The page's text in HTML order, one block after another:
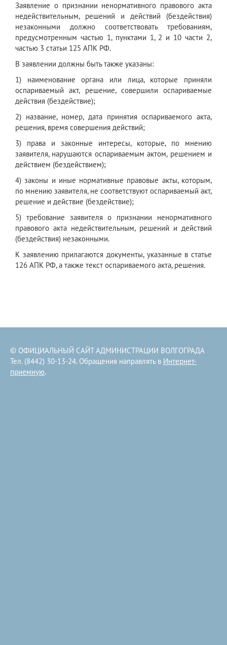
Заявление о признании ненормативного правового акта
недействительным, решений и действий (бездействия)
незаконными должно соответствовать требованиям,
предусмотренным частью 1, пунктами 1, 2 и 10 части 2,
частью 3 статьи 125 АПК РФ.
В заявлении должны быть также указаны:
1) наименование органа или лица, которые приняли
оспариваемый акт, решение, совершили оспариваемые
действия (бездействие);
2) название, номер, дата принятия оспариваемого акта,
решения, время совершения действий;
3) права и законные интересы, которые, по мнению
заявителя, нарушаются оспариваемым актом, решением и
действием (бездействием);
4) законы и иные нормативные правовые акты, которым,
по мнению заявителя, не соответствуют оспариваемый акт,
решение и действие (бездействие);
5) требование заявителя о признании ненормативного
правового акта недействительным, решений и действий
(бездействия) незаконными.
К заявлению прилагаются документы, указанные в статье
126 АПК РФ, а также текст оспариваемого акта, решения.
© ОФИЦИАЛЬНЫЙ САЙТ АДМИНИСТРАЦИИ ВОЛГОГРАДА
Тел. (8442) 30-13-24. Обращения направлять в Интернет-
приемную.